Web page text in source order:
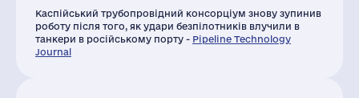
Каспійський трубопровідний консорціум знову зупинив
роботу після того, як удари безпілотників влучили в
танкери в російському порту - Pipeline Technology
Journal